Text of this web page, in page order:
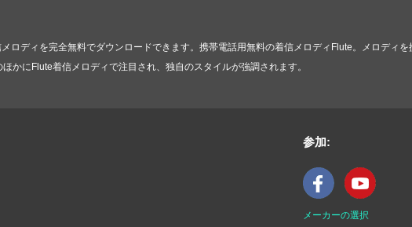
ロディを完全無料でダウンロードできます。携帯電話用無料の着信メロディFlute。メロディ
かにFlute着信メロディで注目され、独自のスタイルが強調されます。
参加:
メーカーの選択